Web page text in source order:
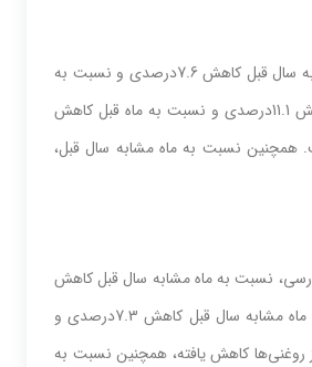
در تیرماه سال ١٤٠٣، شاخص‌‌‌ تولید رشته‌‌‌فعالیت‌‌‌ فلزات پایه‌‌‌ برمبنای‌‌‌ شرکت‌های‌‌‌ بورسی‌‌‌، نسبت‌‌‌ به‌‌‌ ماه مشابه‌‌‌ سال قبل‌‌‌ کاهش‌‌‌ 7.6درصدی‌‌‌ و نسبت‌‌‌ به‌‌‌
ماه قبل‌‌‌ کاهش‌‌‌ 15.2درصدی‌‌‌ داشته‌‌‌ است‌‌‌. همچنین‌‌‌ شاخص‌‌‌ فروش آن نسبت‌‌‌ به‌‌‌ ماه مشابه‌‌‌ سال قبل‌‌‌ کاهش‌‌‌ 11.1درصدی‌‌‌ و نسبت‌‌‌ به‌‌‌ ماه قبل‌‌‌ کاهش‌‌‌
همچنین‌‌‌ نسبت‌‌‌ به‌‌‌ ماه مشابه‌‌‌ سال قبل‌‌‌،
بورسی‌‌‌، نسبت‌‌‌ به‌‌‌ ماه مشابه‌‌‌ سال قبل‌‌‌ کاهش‌‌‌
7.8درصدی‌‌‌ و نسبت‌‌‌ به‌‌‌ ماه قبل‌‌‌ کاهش‌‌‌ 11.2درصدی‌‌‌ داشته‌‌‌ است‌‌‌. همچنین‌‌‌ شاخص‌‌‌ فروش آن نسبت‌‌‌ به‌‌‌ ماه مشابه‌‌‌ سال قبل‌‌‌ کاهش‌‌‌ 7.3درصدی‌‌‌ و
به‌‌‌جز روغنی‌‌‌ها کاهش‌‌‌ یافته‌‌‌، همچنین‌‌‌ نسبت‌‌‌ به‌‌‌